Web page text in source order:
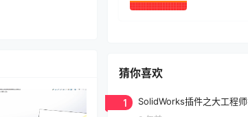
猜你喜欢
1 SolidWorks插件之大工程